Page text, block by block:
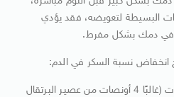
البسيطة لتعويضه، فقد يؤدي
في دمك بشكل مفرط.
تناول 15 جرامًا من الكربوهيدرات (غالبًا 4 أونصات من عصير البرتقال